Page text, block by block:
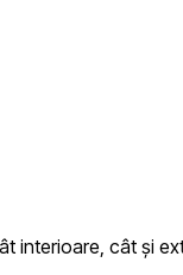
interioare, cât și